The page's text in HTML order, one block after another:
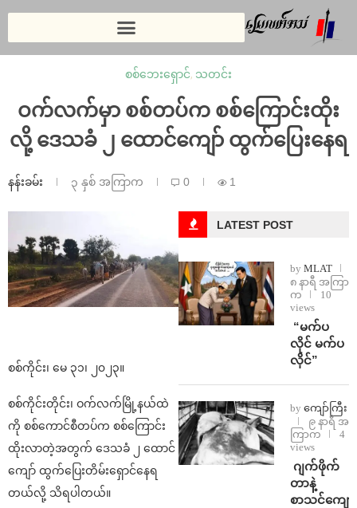
စစ်ဘေးရှောင်, သတင်း
ဝက်လက်မှာ စစ်တပ်က စစ်ကြောင်းထိုး
လို့ ဒေသခံ ၂ ထောင်ကျော် ထွက်ပြေးနေရ
နန်းခမ်း ၃ နှစ် အကြာက 0 1
စစ်ကိုင်း၊ မေ ၃၁၊ ၂၀၂၃။
စစ်ကိုင်းတိုင်း၊ ဝက်လက်မြို့နယ်ထဲ
ကို စစ်ကောင်စီတပ်က စစ်ကြောင်း
ထိုးလာတဲ့အတွက် ဒေသခံ ၂ ထောင်
ကျော် ထွက်ပြေးတိမ်းရှောင်နေရ
တယ်လို့ သိရပါတယ်။
LATEST POST
by MLAT
၈ နာရီ အကြာ
က
10
views
⁨ ⁨“မက်ပ
လိုင် မက်ပ
လိုင်”
by ကျော်ကြီး
၉ နာရီ အ
ကြာက
4
views
⁨⁩ ⁨ဂျက်ဖိုက်
တာနဲ့
စာသင်ကျော